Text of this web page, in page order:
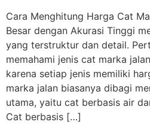
Cara Menghitung Harga Cat
Besar dengan Akurasi Tinggi
yang terstruktur dan detail.
memahami jenis cat marka
karena setiap jenis memiliki
marka jalan biasanya dibagi
utama, yaitu cat berbasis air
Cat berbasis […]